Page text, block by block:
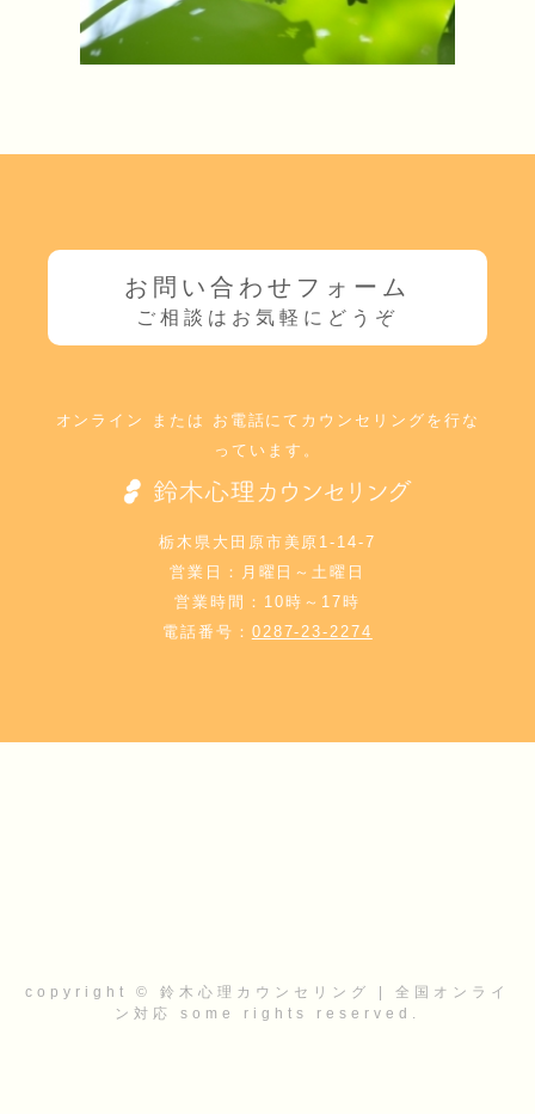
お問い合わせフォーム
オンライン または お電話にてカウンセリングを行な
っています。
栃木県大田原市美原1-14-7
営業日：月曜日～土曜日
営業時間：10時～17時
電話番号： 0287-23-2274
copyright © 鈴木心理カウンセリング | 全国オンライ
ン対応 some rights reserved.